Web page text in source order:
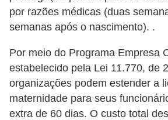
por razões médicas (duas
semanas após o nascimento). .
Por meio do Programa Empresa
estabelecido pela Lei 11.770, de
organizações podem estender a
maternidade para seus
extra de 60 dias. O custo total
d
o
n
t
o